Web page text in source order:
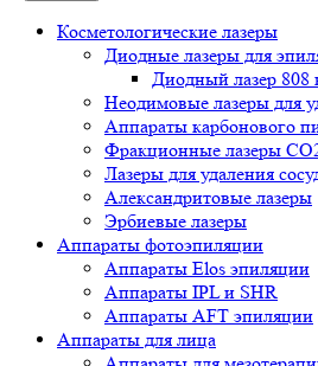
Косметологические лазеры
Диодные лазеры для
Диодный лазер 808
Неодимовые лазеры для
Аппараты карбонового
Фракционные лазеры
Лазеры для удаления
Александритовые лазеры
Эрбиевые лазеры
Аппараты фотоэпиляции
Аппараты Elos эпиляции
Аппараты IPL и SHR
Аппараты AFT эпиляции
Аппараты для лица